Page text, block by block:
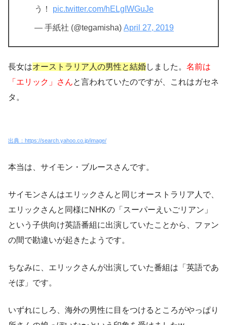
う！ pic.twitter.com/hELgIWGuJe
— 手紙社 (@tegamisha) April 27, 2019
長女はオーストラリア人の男性と結婚しました。 名前は
「エリック」さんと言われていたのですが、これはガセネ
タ。
出典：https://search.yahoo.co.jp/image/
本当は、サイモン・ブルースさんです。
サイモンさんはエリックさんと同じオーストラリア人で、
エリックさんと同様にNHKの「スーパーえいごリアン」
という子供向け英語番組に出演していたことから、ファン
の間で勘違いが起きたようです。
ちなみに、エリックさんが出演していた番組は「英語であ
そぼ」です。
いずれにしろ、 海外の男性に目をつけるところがやっぱり